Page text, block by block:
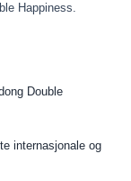
Happiness.
Double
internasjonale og